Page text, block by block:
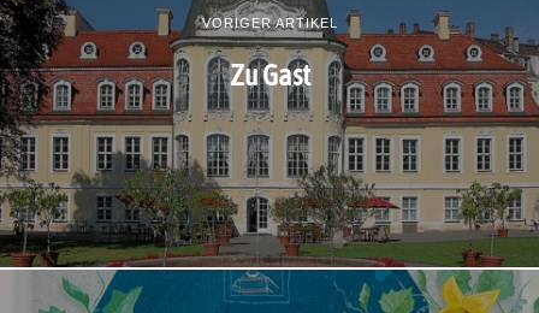
VORIGER ARTIKEL
Zu Gast